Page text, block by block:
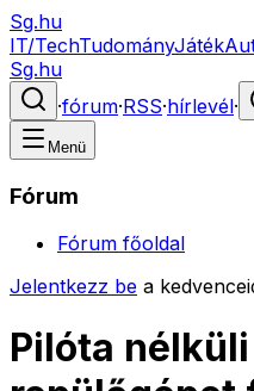
Sg.hu
IT/TechTudományJáték
Sg.hu
·fórum·RSS·hírlevél·
Menü
Fórum
Fórum főoldal
Jelentkezz be a
Pilóta